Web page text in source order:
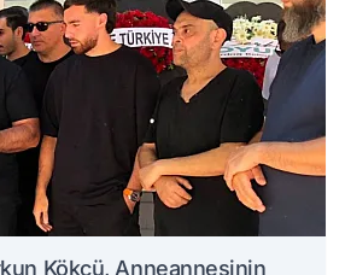
Kökçü, Anneannesinin